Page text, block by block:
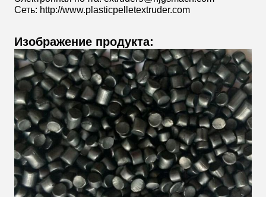
Сеть: http://www.plasticpelletextruder.com
Изображение продукта: